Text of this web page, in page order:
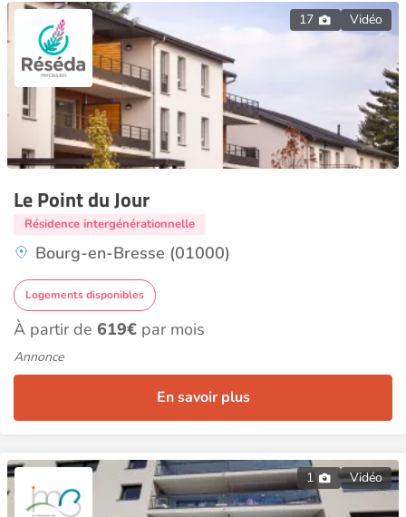
17 Vidéo
Le Point du Jour
Résidence intergénérationnelle
Bourg-en-Bresse (01000)
Logements disponibles
À partir de 619€ par mois
Annonce
En savoir plus
1 Vidéo